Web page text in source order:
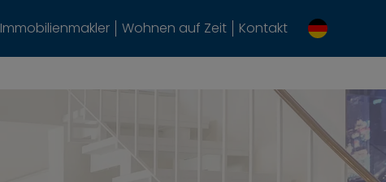
Immobilienmakler Wohnen auf Zeit Kontakt